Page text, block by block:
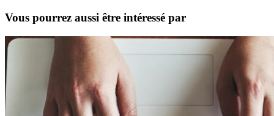
Vous pourrez aussi être intéressé par